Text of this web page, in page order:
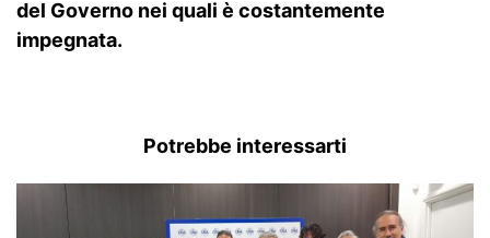
del Governo nei quali è costantemente
impegnata.
Potrebbe interessarti